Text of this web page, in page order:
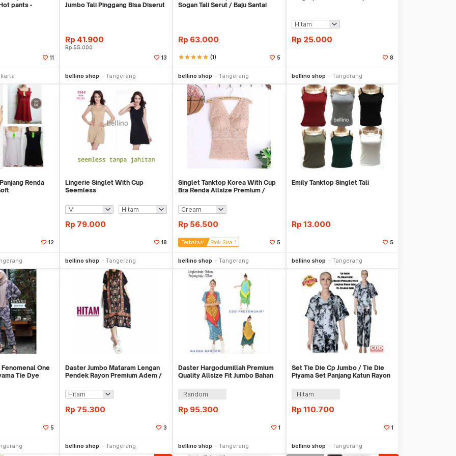
pants -
11
Jumbo Tali Pinggang Bisa Diserut
Rp 41.900
Rp55.000
13
bellino shop Tangerang
Sogan Tali Serut / Baju Santai
Rp 63.000
starstarstarstarstar (1) 5
bellino shop Tangerang
Rp 25.000
8
bellino shop Tangerang
Renda
12
Lingerie Singlet With Cup
Seemless
Rp 79.000
18
bellino shop Tangerang
Singlet Tanktop Korea With Cup
Bra Renda Allsize Premium /
Rp 56.500
Terbatas! Stok Sisa 1 5
bellino shop Tangerang
Emily Tanktop Singlet Tali
Rp 13.000
5
bellino shop Tangerang
Fenomenal One
Tie Dye
5
Daster Jumbo Mataram Lengan
Pendek Rayon Premium Adem /
Rp 75.300
3
bellino shop Tangerang
Daster Hargodumillah Premium
Quality Allsize Fit Jumbo Bahan
Random
Rp 95.300
1
bellino shop Tangerang
Set Tie Die Cp Jumbo / Tie Die
Piyama Set Panjang Katun Rayon
Hitam
Rp 110.700
1
bellino shop Tangerang